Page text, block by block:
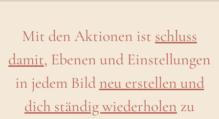
Mit den Aktionen ist schluss
damit, Ebenen und Einstellungen
in jedem Bildneu erstellen und
dich ständig wiederholen zu